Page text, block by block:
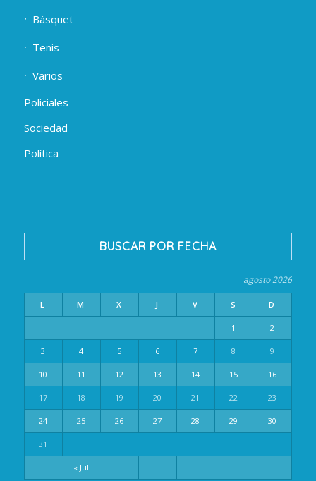
Básquet
Tenis
Varios
Policiales
Sociedad
Política
BUSCAR POR FECHA
agosto 2026
L M X J V S D
« Jul
1 2
3 4 5 6 7 8 9
10 11 12 13 14 15 16
17 18 19 20 21 22 23
24 25 26 27 28 29 30
31